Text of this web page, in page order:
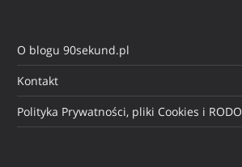
O blogu 90sekund.pl
Kontakt
Polityka Prywatności, pliki Cookies i RODO